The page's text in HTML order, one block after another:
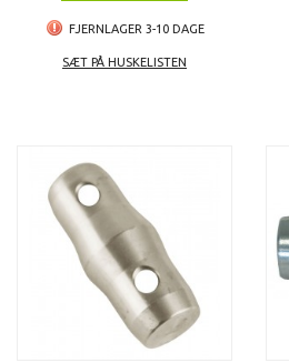
FJERNLAGER 3-10 DAGE
SÆT PÅ HUSKELISTEN